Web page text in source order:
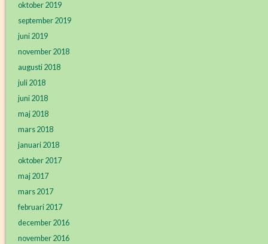
oktober 2019
september 2019
juni 2019
november 2018
augusti 2018
juli 2018
juni 2018
maj 2018
mars 2018
januari 2018
oktober 2017
maj 2017
mars 2017
februari 2017
december 2016
november 2016